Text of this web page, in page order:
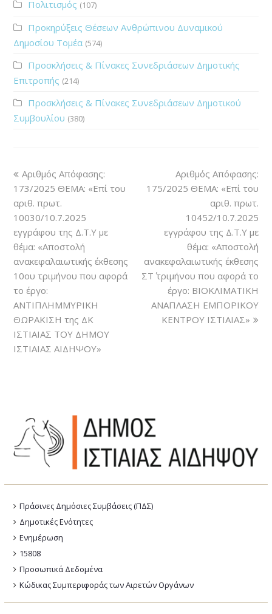
Πολιτισμός (107)
Προκηρύξεις Θέσεων Ανθρώπινου Δυναμικού
Δημοσίου Τομέα (574)
Προσκλήσεις & Πίνακες Συνεδριάσεων Δημοτικής
Επιτροπής (214)
Προσκλήσεις & Πίνακες Συνεδριάσεων Δημοτικού
Συμβουλίου (380)
Αριθμός Απόφασης:
173/2025 ΘΕΜΑ: «Επί του
αριθ. πρωτ.
10030/10.7.2025
εγγράφου της Δ.Τ.Υ με
θέμα: «Αποστολή
ανακεφαλαιωτικής έκθεσης
10ου τριμήνου που αφορά
το έργο:
ΑΝΤΙΠΛΗΜΜΥΡΙΚΗ
ΘΩΡΑΚΙΣΗ της ΔΚ
ΙΣΤΙΑΙΑΣ ΤΟΥ ΔΗΜΟΥ
ΙΣΤΙΑΙΑΣ ΑΙΔΗΨΟΥ»
Αριθμός Απόφασης:
175/2025 ΘΕΜΑ: «Επί του
αριθ. πρωτ.
10452/10.7.2025
εγγράφου της Δ.Τ.Υ με
θέμα: «Αποστολή
ανακεφαλαιωτικής έκθεσης
ΣΤ΄ τριμήνου που αφορά το
έργο: ΒΙΟΚΛΙΜΑΤΙΚΗ
ΑΝΑΠΛΑΣΗ ΕΜΠΟΡΙΚΟΥ
ΚΕΝΤΡΟΥ ΙΣΤΙΑΙΑΣ»
Πράσινες Δημόσιες Συμβάσεις (ΠΔΣ)
Δημοτικές Ενότητες
Ενημέρωση
15808
Προσωπικά Δεδομένα
Κώδικας Συμπεριφοράς των Αιρετών Οργάνων